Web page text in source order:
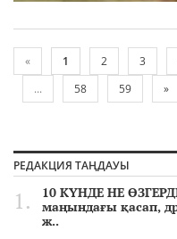
« 1 2 3
...
58 59 »
РЕДАКЦИЯ ТАҢДАУЫ
10 КҮНДЕ НЕ
маңындағы қасап,
ж..